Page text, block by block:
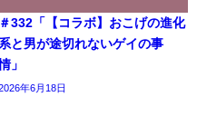
＃332「【コラボ】おこげの進化
系と男が途切れないゲイの事
」
年6月18日